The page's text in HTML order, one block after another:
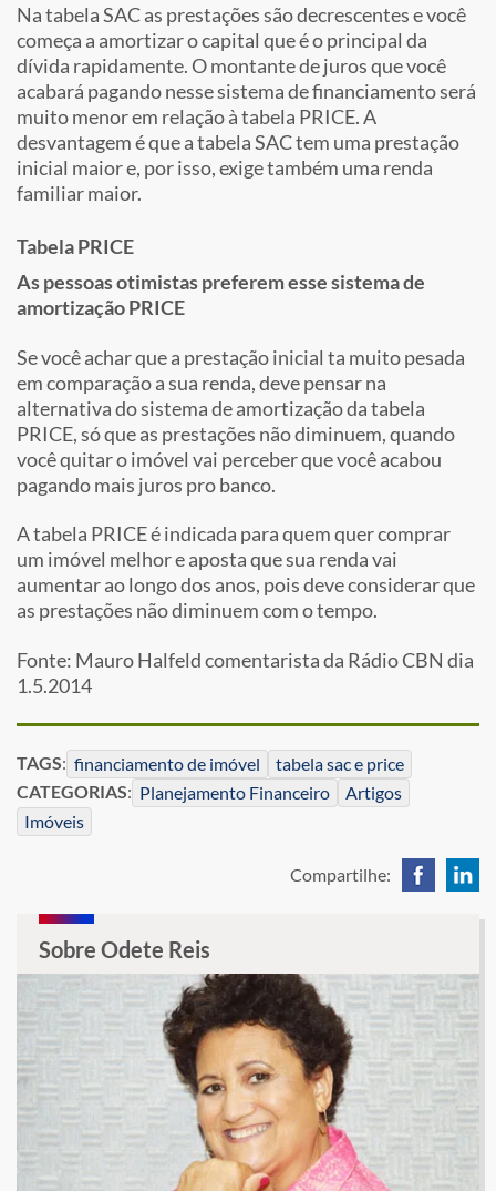
Na tabela SAC as prestações são decrescentes e você
começa a amortizar o capital que é o principal da
dívida rapidamente. O montante de juros que você
acabará pagando nesse sistema de financiamento será
muito menor em relação à tabela PRICE. A
desvantagem é que a tabela SAC tem uma prestação
inicial maior e, por isso, exige também uma renda
familiar maior.
Tabela PRICE
As pessoas otimistas preferem esse sistema de
amortização PRICE
Se você achar que a prestação inicial ta muito pesada
em comparação a sua renda, deve pensar na
alternativa do sistema de amortização da tabela
PRICE, só que as prestações não diminuem, quando
você quitar o imóvel vai perceber que você acabou
pagando mais juros pro banco.
A tabela PRICE é indicada para quem quer comprar
um imóvel melhor e aposta que sua renda vai
aumentar ao longo dos anos, pois deve considerar que
as prestações não diminuem com o tempo.
Fonte: Mauro Halfeld comentarista da Rádio CBN dia
1.5.2014
TAGS: financiamento de imóvel
tabela sac e price
CATEGORIAS: Planejamento Financeiro
Artigos
Imóveis
Compartilhe:
Sobre Odete Reis